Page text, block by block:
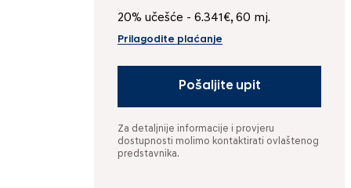
20% učešće - 6.341€, 60 mj.
Prilagodite plaćanje
Pošaljite upit
Za detaljnije informacije i provjeru
dostupnosti molimo kontaktirati ovlaštenog
predstavnika.